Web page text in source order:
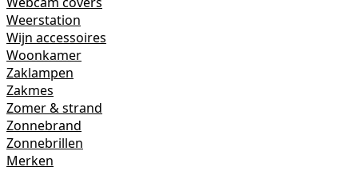
Weerstation
Wijn accessoires
Woonkamer
Zaklampen
Zakmes
Zomer & strand
Zonnebrand
Zonnebrillen
Merken